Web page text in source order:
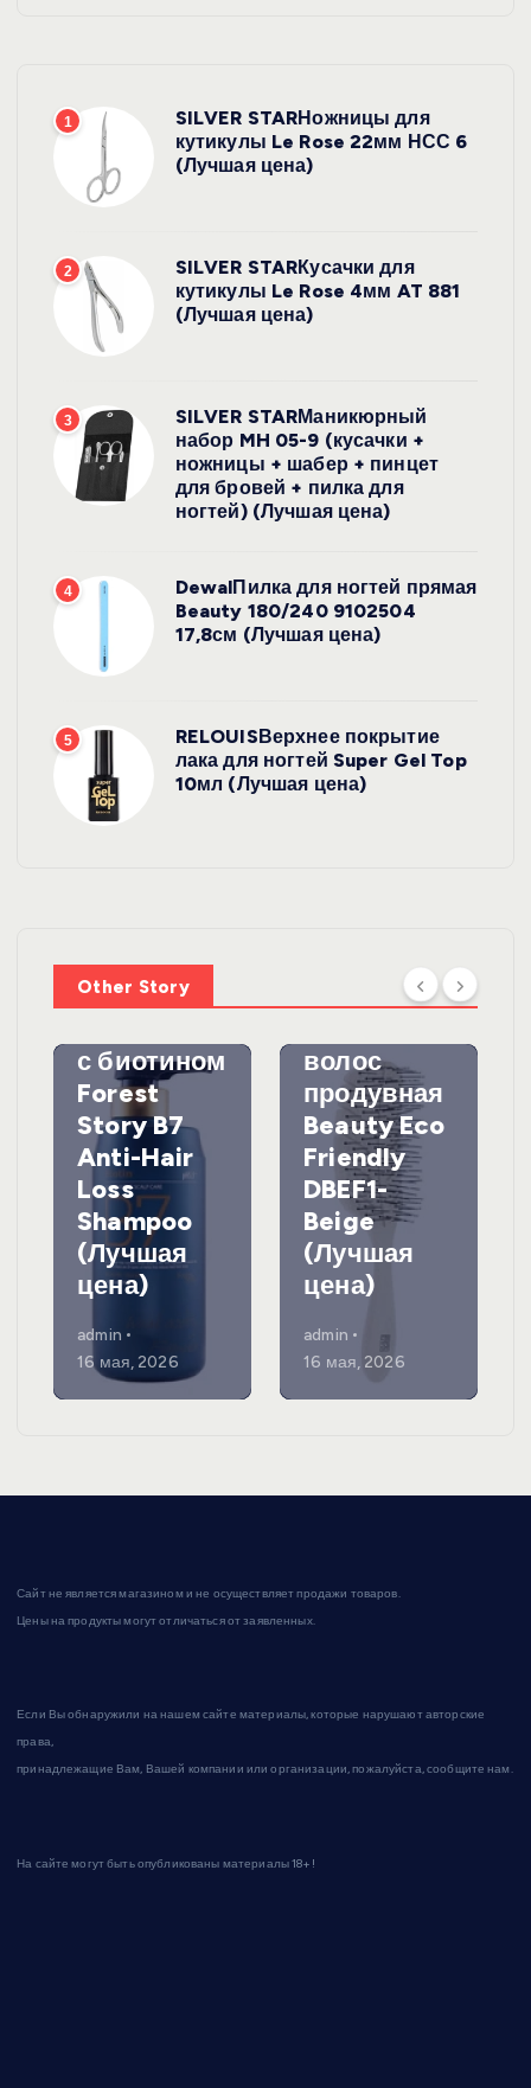
1
SILVER STARНожницы для
кутикулы Le Rose 22мм НСС 6
(Лучшая цена)
2
SILVER STARКусачки для
кутикулы Le Rose 4мм AT 881
(Лучшая цена)
3
SILVER STARМаникюрный
набор MH 05-9 (кусачки +
ножницы + шабер + пинцет
для бровей + пилка для
ногтей) (Лучшая цена)
4
DewalПилка для ногтей прямая
Beauty 180/240 9102504
17,8см (Лучшая цена)
5
RELOUISВерхнее покрытие
лака для ногтей Super Gel Top
10мл (Лучшая цена)
Other Story
волос
против
с биотином
Forest
Story B7
Anti-Hair
Loss
Shampoo
(Лучшая
цена)
admin
16 мая, 2026
DewalЩетк
волос
продувная
Beauty Eco
Friendly
DBEF1-
Beige
(Лучшая
цена)
admin
16 мая, 2026
Сайт не является магазином и не осуществляет продажи товаров.
Цены на продукты могут отличаться от заявленных.
Если Вы обнаружили на нашем сайте материалы, которые нарушают авторские
права,
принадлежащие Вам, Вашей компании или организации, пожалуйста, сообщите нам.
На сайте могут быть опубликованы материалы 18+!